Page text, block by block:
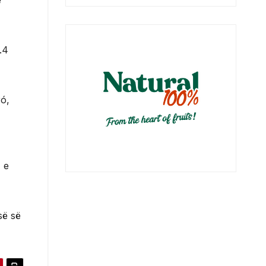
e
së